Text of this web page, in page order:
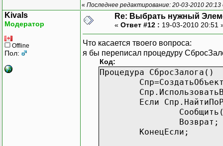
« Последнее редактирование: 20-03-2010
Kivals
Модератор
Offline
Пол:
Re: Выбрать нужный
« Ответ #12 : 19-03-2010 20:51
Что касается твоего вопроса:
я бы переписал процедуру
Код:
Процедура СбросЗалога()
Если
Возврат;
КонецЕсли;